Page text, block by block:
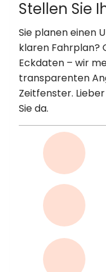
Stellen Sie
Sie planen einen
klaren Fahrplan?
Eckdaten – wir
transparenten
Zeitfenster.
Sie da.